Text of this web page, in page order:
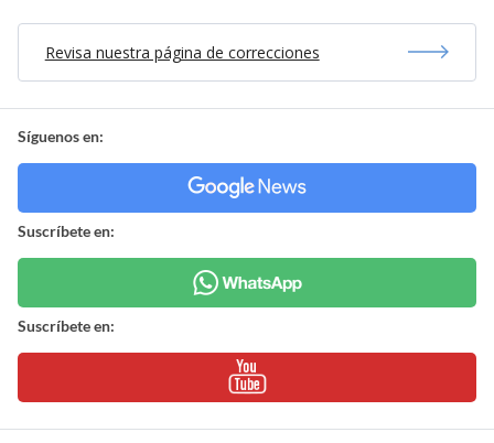
Revisa nuestra página de correcciones
Síguenos en:
Suscríbete en:
Suscríbete en: